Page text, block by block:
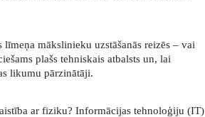
mākslinieku uzstāšanās reizēs – vai
plašs tehniskais atbalsts un, lai
likumu pārzinātāji.
ar fiziku? Informācijas tehnoloģiju (IT)